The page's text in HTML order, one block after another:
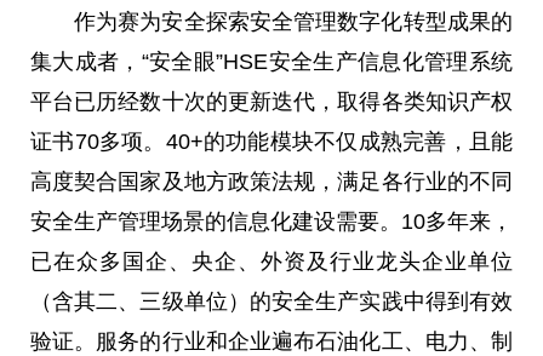
作为赛为安全探索安全管理数字化转型成果的
集大成者，“安全眼”HSE安全生产信息化管理系统
平台已历经数十次的更新迭代，取得各类知识产权
证书70多项。40+的功能模块不仅成熟完善，且能
高度契合国家及地方政策法规，满足各行业的不同
安全生产管理场景的信息化建设需要。10多年来，
已在众多国企、央企、外资及行业龙头企业单位
（含其二、三级单位）的安全生产实践中得到有效
验证。服务的行业和企业遍布石油化工、电力、制